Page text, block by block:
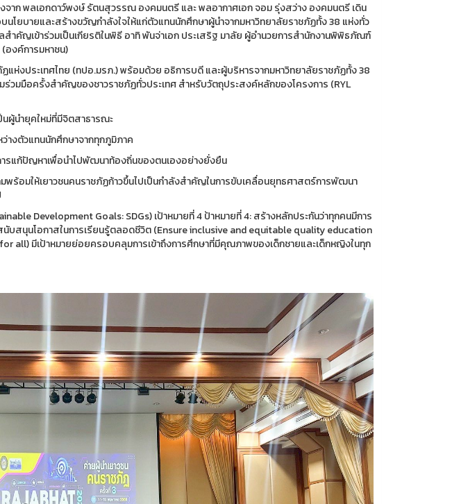
จาก พลเอกดาว์พงษ์ รัตนสุวรรณ องคมนตรี และ พลอากาศเอก จอม รุ่งสว่าง องคมนตรี เดิน
นโยบายและสร้างขวัญกำลังใจให้แก่ตัวแทนนักศึกษาผู้นำจากมหาวิทยาลัยราชภัฏทั้ง 38 แห่งทั่ว
ำคัญเข้าร่วมเป็นเกียรติในพิธี อาทิ พันจ่าเอก ประเสริฐ มาลัย ผู้อำนวยการสำนักงานพิพิธภัณฑ์
(องค์การมหาชน)
แห่งประเทศไทย (ทปอ.มรภ.) พร้อมด้วย อธิการบดี และผู้บริหารจากมหาวิทยาลัยราชภัฏทั้ง 38
ร่วมมือครั้งสำคัญของชาวราชภัฏทั่วประเทศ สำหรับวัตถุประสงค์หลักของโครงการ (RYL
นผู้นำยุคใหม่ที่มีจิตสาธารณะ
ว่างตัวแทนนักศึกษาจากทุกภูมิภาค
รแก้ปัญหาเพื่อนำไปพัฒนาท้องถิ่นของตนเองอย่างยั่งยืน
พร้อมให้เยาวชนคนราชภัฏก้าวขึ้นไปเป็นกำลังสำคัญในการขับเคลื่อนยุทธศาสตร์การพัฒนา
Development Goals: SDGs) เป้าหมายที่ 4 ป้าหมายที่ 4: สร้างหลักประกันว่าทุกคนมีการ
บสนุนโอกาสในการเรียนรู้ตลอดชีวิต (Ensure inclusive and equitable quality education
all) มีเป้าหมายย่อยครอบคลุมการเข้าถึงการศึกษาที่มีคุณภาพของเด็กชายและเด็กหญิงในทุก